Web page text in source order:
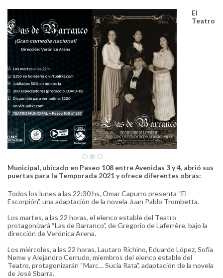
El
Teatro
Municipal, ubicado en Paseo 108 entre Avenidas 3 y 4, abrió sus
puertas para la Temporada 2021 y ofrece diferentes obras:
Todos los lunes a las 22:30 hs, Omar Capurro presenta “El
Escorpión”, una adaptación de la novela Juan Pablo Trombetta.
Los martes, a las 22 horas, el elenco estable del Teatro
protagonizará “Las de Barranco”, de Gregorio de Laferrère, bajo la
dirección de Verónica Arena.
Los miércoles, a las 22 horas, Lautaro Richino, Eduardo López, Sofía
Neme y Alejandro Cerrudo, miembros del elenco estable del
Teatro, protagonizarán “Marc… Sucia Rata”, adaptación de la novela
de José Sbarra.